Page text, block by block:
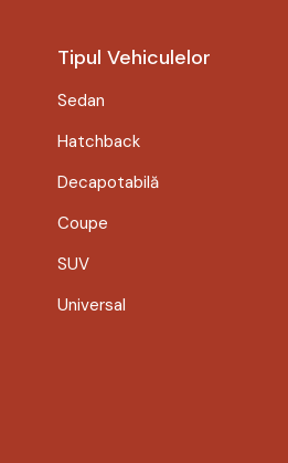
Tipul Vehiculelor
Sedan
Hatchback
Decapotabilă
Coupe
SUV
Universal